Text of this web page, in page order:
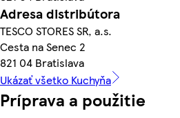
Adresa distribútora
TESCO STORES SR, a.s.
Cesta na Senec 2
821 04 Bratislava
Ukázať všetko Kuchyňa
Príprava a použitie